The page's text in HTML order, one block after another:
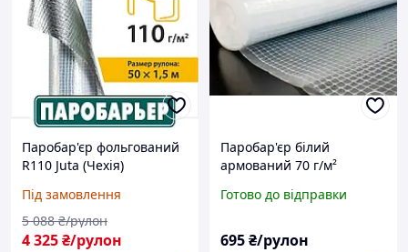
Паробар'єр фольгований
R110 Juta (Чехія)
R110 Ютафол
Під замовлення
4 325₴/рулон
5 088 ₴/рулон
Паробар'єр білий
армований 70 г/м²
Готово до відправки
695₴/рулон